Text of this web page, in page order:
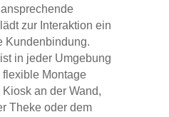
zur Interaktion ein
Kundenbindung.
in jeder Umgebung
Montage
an der Wand,
Theke oder dem